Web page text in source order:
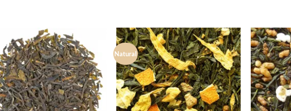
Lisa
lemmikuks
Natural
Lisa
lemmikuks